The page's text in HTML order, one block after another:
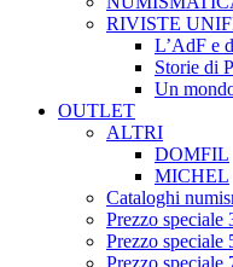
RIVISTE
L’AdF e
Storie di
Un
OUTLET
ALTRI
DOMFIL
MICHEL
Cataloghi
Prezzo speciale
Prezzo speciale
Prezzo speciale